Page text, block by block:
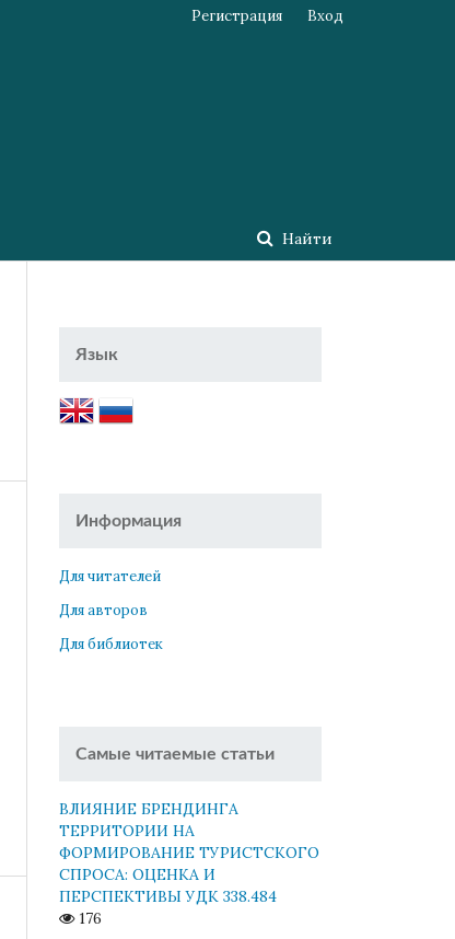
Найти
Регистрация Вход
Язык
Информация
Для читателей
Для авторов
Для библиотек
Самые читаемые статьи
ВЛИЯНИЕ БРЕНДИНГА
ТЕРРИТОРИИ НА
ФОРМИРОВАНИЕ ТУРИСТСКОГО
СПРОСА: ОЦЕНКА И
ПЕРСПЕКТИВЫ УДК 338.484
176